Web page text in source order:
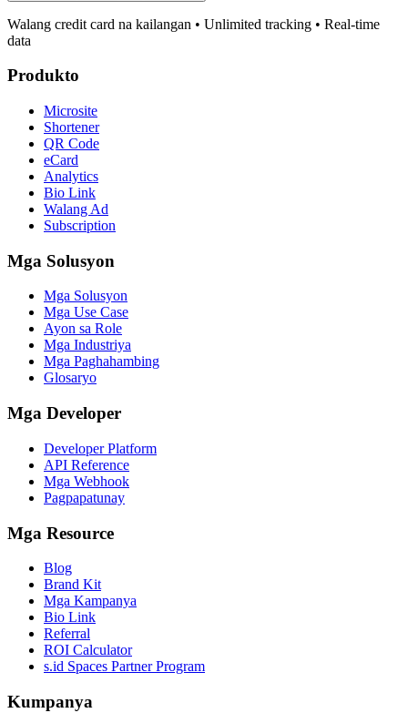
Walang credit card na kailangan • Unlimited tracking • Real-time
data
Produkto
Microsite
Shortener
QR Code
eCard
Analytics
Bio Link
Walang Ad
Subscription
Mga Solusyon
Mga Solusyon
Mga Use Case
Ayon sa Role
Mga Industriya
Mga Paghahambing
Glosaryo
Mga Developer
Developer Platform
API Reference
Mga Webhook
Pagpapatunay
Mga Resource
Blog
Brand Kit
Mga Kampanya
Bio Link
Referral
ROI Calculator
s.id Spaces Partner Program
Kumpanya